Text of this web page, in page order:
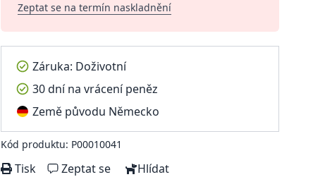
Zeptat se na termín naskladnění
Záruka: Doživotní
30 dní na vrácení peněz
Země původu Německo
Kód produktu: P00010041
Tisk Zeptat se Hlídat